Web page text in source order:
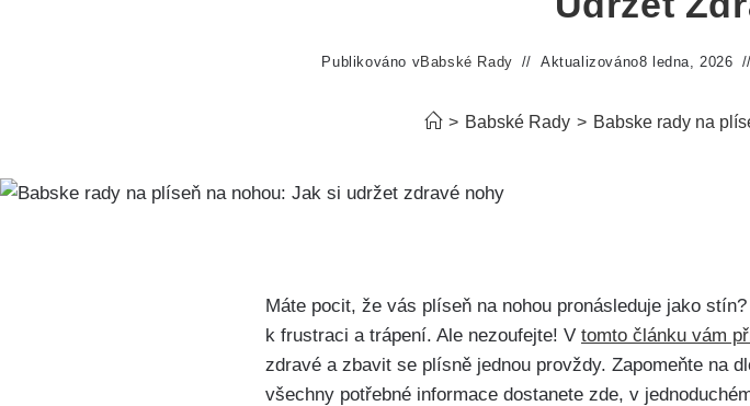
Publikováno vBabské Rady Aktualizováno8 ledna, 2026
> Babské Rady > Babske rady na
⁢Máte pocit, že vás plíseň ⁢na nohou pronásleduje jako
k frustraci⁤ a‍ trápení. Ale‌ nezoufejte! ⁢V tomto článku ⁤vám
zdravé ‌a zbavit ​se plísně jednou⁣ provždy.​ Zapomeňte na
všechny potřebné informace dostanete zde, ‍v